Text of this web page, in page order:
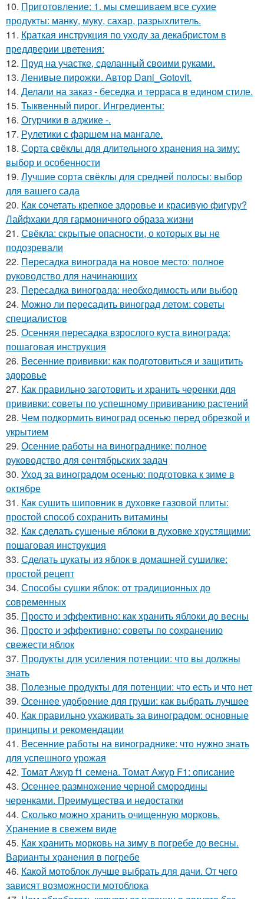
10. Приготовление: 1. мы смешиваем все сухие
продукты: манку, муку, сахар, разрыхлитель.
11. Краткая инструкция по уходу за декабристом в
преддверии цветения:
12. Пруд на участке, сделанный своими руками.
13. Ленивые пирожки. Автор Dani_Gotovit.
14. Делали на заказ - беседка и терраса в едином стиле.
15. Тыквенный пирог. Ингредиенты:
16. Огурчики в аджике -.
17. Рулетики с фаршем на мангале.
18. Сорта свёклы для длительного хранения на зиму:
выбор и особенности
19. Лучшие сорта свёклы для средней полосы: выбор
для вашего сада
20. Как сочетать крепкое здоровье и красивую фигуру?
Лайфхаки для гармоничного образа жизни
21. Свёкла: скрытые опасности, о которых вы не
подозревали
22. Пересадка винограда на новое место: полное
руководство для начинающих
23. Пересадка винограда: необходимость или выбор
24. Можно ли пересадить виноград летом: советы
специалистов
25. Осенняя пересадка взрослого куста винограда:
пошаговая инструкция
26. Весенние прививки: как подготовиться и защитить
здоровье
27. Как правильно заготовить и хранить черенки для
прививки: советы по успешному прививанию растений
28. Чем подкормить виноград осенью перед обрезкой и
укрытием
29. Осенние работы на винограднике: полное
руководство для сентябрьских задач
30. Уход за виноградом осенью: подготовка к зиме в
октябре
31. Как сушить шиповник в духовке газовой плиты:
простой способ сохранить витамины
32. Как сделать сушеные яблоки в духовке хрустящими:
пошаговая инструкция
33. Сделать цукаты из яблок в домашней сушилке:
простой рецепт
34. Способы сушки яблок: от традиционных до
современных
35. Просто и эффективно: как хранить яблоки до весны
36. Просто и эффективно: советы по сохранению
свежести яблок
37. Продукты для усиления потенции: что вы должны
знать
38. Полезные продукты для потенции: что есть и что нет
39. Осеннее удобрение для груши: как выбрать лучшее
40. Как правильно ухаживать за виноградом: основные
принципы и рекомендации
41. Весенние работы на винограднике: что нужно знать
для успешного урожая
42. Томат Ажур f1 семена. Томат Ажур F1: описание
43. Осеннее размножение черной смородины
черенками. Преимущества и недостатки
44. Сколько можно хранить очищенную морковь.
Хранение в свежем виде
45. Как хранить морковь на зиму в погребе до весны.
Варианты хранения в погребе
46. Какой мотоблок лучше выбрать для дачи. От чего
зависят возможности мотоблока